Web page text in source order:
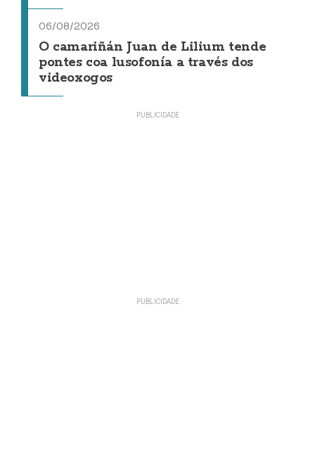
06/08/2026
O camariñán Juan de Lilium tende
pontes coa lusofonía a través dos
videoxogos